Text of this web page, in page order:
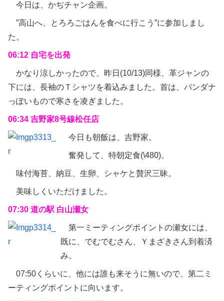
今日は、かぢチャン企画。
”高山へ、とろろごはんを食べに行こう”に参加しまし
た。
06:12 自宅を出発
かなり涼しかったので、昨日(10/13)同様、革ジャンの
下には、長袖のＴシャツを着込みました。首は、バンダナ
っぽいもので寒さを凌ぎました。
06:34 吉野家8号線松任店
今日も朝飯は、吉野家。
奮発して、特朝定食(\480)。
味付海苔、納豆、生卵、シャケと贅沢三昧。
美味しくいただけました。
07:30 道の駅 白山瀬女
第一ミーティングポイントの瀬女には、
既に、でむでむさん、Ｙまざきさん到着済
み。
07:50くらいに、他には誰も来そうに無いので、第二ミ
ーティングポイントに向います。